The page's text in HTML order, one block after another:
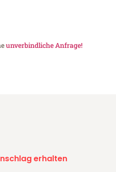
unverbindliche Anfrage!
erhalten